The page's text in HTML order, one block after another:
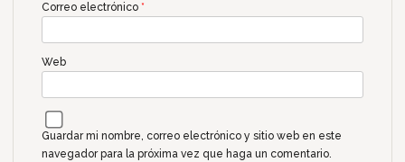
Correo electrónico *
Web
Guardar mi nombre, correo electrónico y sitio web en este
navegador para la próxima vez que haga un comentario.